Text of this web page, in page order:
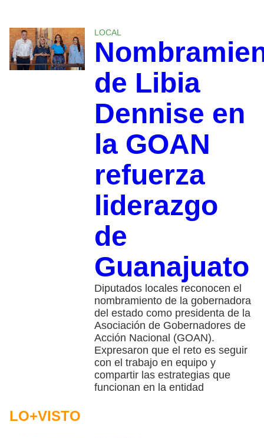
LOCAL
de Libia
Dennise en
la GOAN
refuerza
liderazgo
de
Guanajuato
Diputados locales reconocen el
nombramiento de la gobernadora
del estado como presidenta de la
Asociación de Gobernadores de
Acción Nacional (GOAN).
Expresaron que el reto es seguir
con el trabajo en equipo y
compartir las estrategias que
funcionan en la entidad
LO+VISTO